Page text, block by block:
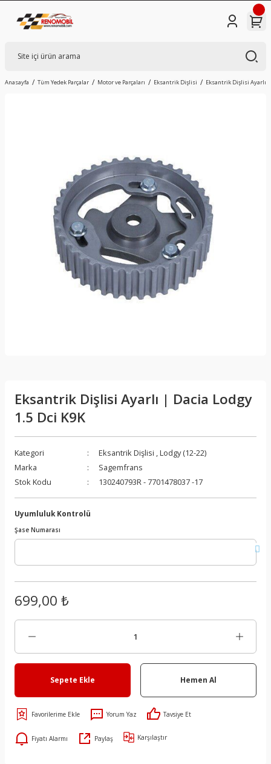
Anasayfa Tüm Yedek Parçalar Motor ve Parçaları Eksantrik Dişlisi Eksantrik Dişlisi Ayarlı |
Eksantrik Dişlisi Ayarlı | Dacia Lodgy
1.5 Dci K9K
Kategori Eksantrik Dişlisi ,Lodgy (12-22)
Marka
Sagemfrans
Stok Kodu
130240793R - 7701478037 -17
Uyumluluk Kontrolü
Şase Numarası
699,00 ₺
Sepete Ekle Hemen Al
Yorum Yaz Tavsiye Et
Fiyatı Alarmı Paylaş Karşılaştır